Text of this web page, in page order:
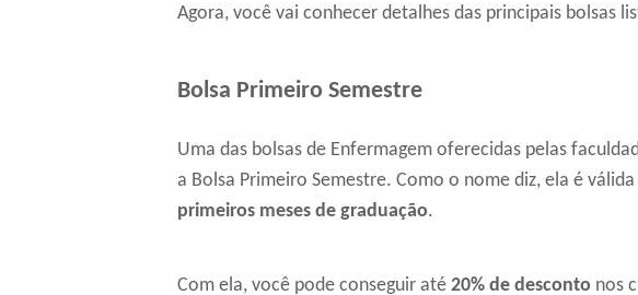
Agora, você vai conhecer detalhes das principais bolsas
Bolsa Primeiro Semestre
Uma das bolsas de Enfermagem oferecidas pelas
a Bolsa Primeiro Semestre. Como o nome diz, ela é
primeiros meses de graduação.
Com ela, você pode conseguir até 20% de desconto nos